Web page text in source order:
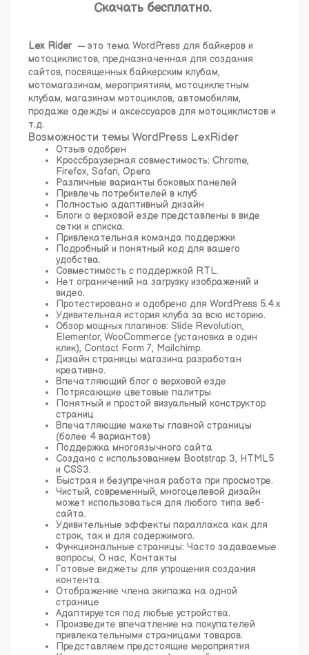
Скачать бесплатно.
Lex Rider— это тема WordPress для байкеров и
мотоциклистов, предназначенная для создания
сайтов, посвященных байкерским клубам,
мотомагазинам, мероприятиям, мотоциклетным
клубам, магазинам мотоциклов, автомобилям,
продаже одежды и аксессуаров для мотоциклистов и
т.д.
Возможности темы WordPress LexRider
Отзыв одобрен
Кроссбраузерная совместимость: Chrome,
Firefox, Safari, Opera
Различные варианты боковых панелей
Привлечь потребителей в клуб
Полностью адаптивный дизайн
Блоги о верховой езде представлены в виде
сетки и списка.
Привлекательная команда поддержки
Подробный и понятный код для вашего
удобства.
Совместимость с поддержкой RTL.
Нет ограничений на загрузку изображений и
видео.
Протестировано и одобрено для WordPress 5.4.x
Удивительная история клуба за всю историю.
Обзор мощных плагинов: Slide Revolution,
Elementor, WooCommerce (установка в один
клик), Contact Form 7, Mailchimp.
Дизайн страницы магазина разработан
креативно.
Впечатляющий блог о верховой езде
Потрясающие цветовые палитры
Понятный и простой визуальный конструктор
страниц
Впечатляющие макеты главной страницы
(более 4 вариантов)
Поддержка многоязычного сайта
Создано с использованием Bootstrap 3, HTML5
и CSS3.
Быстрая и безупречная работа при просмотре.
Чистый, современный, многоцелевой дизайн
может использоваться для любого типа веб-
сайта.
Удивительные эффекты параллакса как для
строк, так и для содержимого.
Функциональные страницы: Часто задаваемые
вопросы, О нас, Контакты
Готовые виджеты для упрощения создания
контента.
Отображение члена экипажа на одной
странице
Адаптируется под любые устройства.
Произведите впечатление на покупателей
привлекательными страницами товаров.
Представляем предстоящие мероприятия